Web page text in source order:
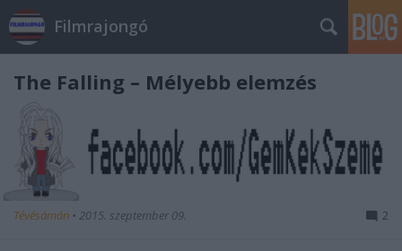
Filmrajongó
The Falling – Mélyebb elemzés
Tévésámán • 2015. szeptember 09. 2